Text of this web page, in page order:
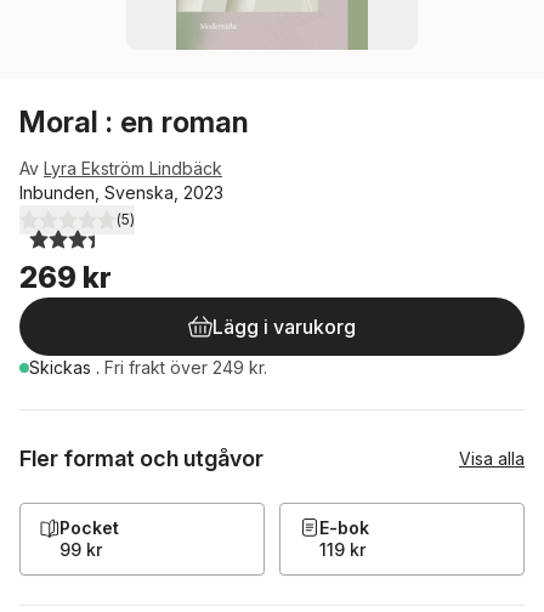
Moral : en roman
Av Lyra Ekström Lindbäck
Inbunden, Svenska, 2023
3,4utav 5 stjärnor. Totalt antal röster:
(5)
269 kr
Lägg i varukorg
Skickas . Fri frakt över 249 kr.
Fler format och utgåvor Visa alla
Pocket
99 kr
E-bok
119 kr